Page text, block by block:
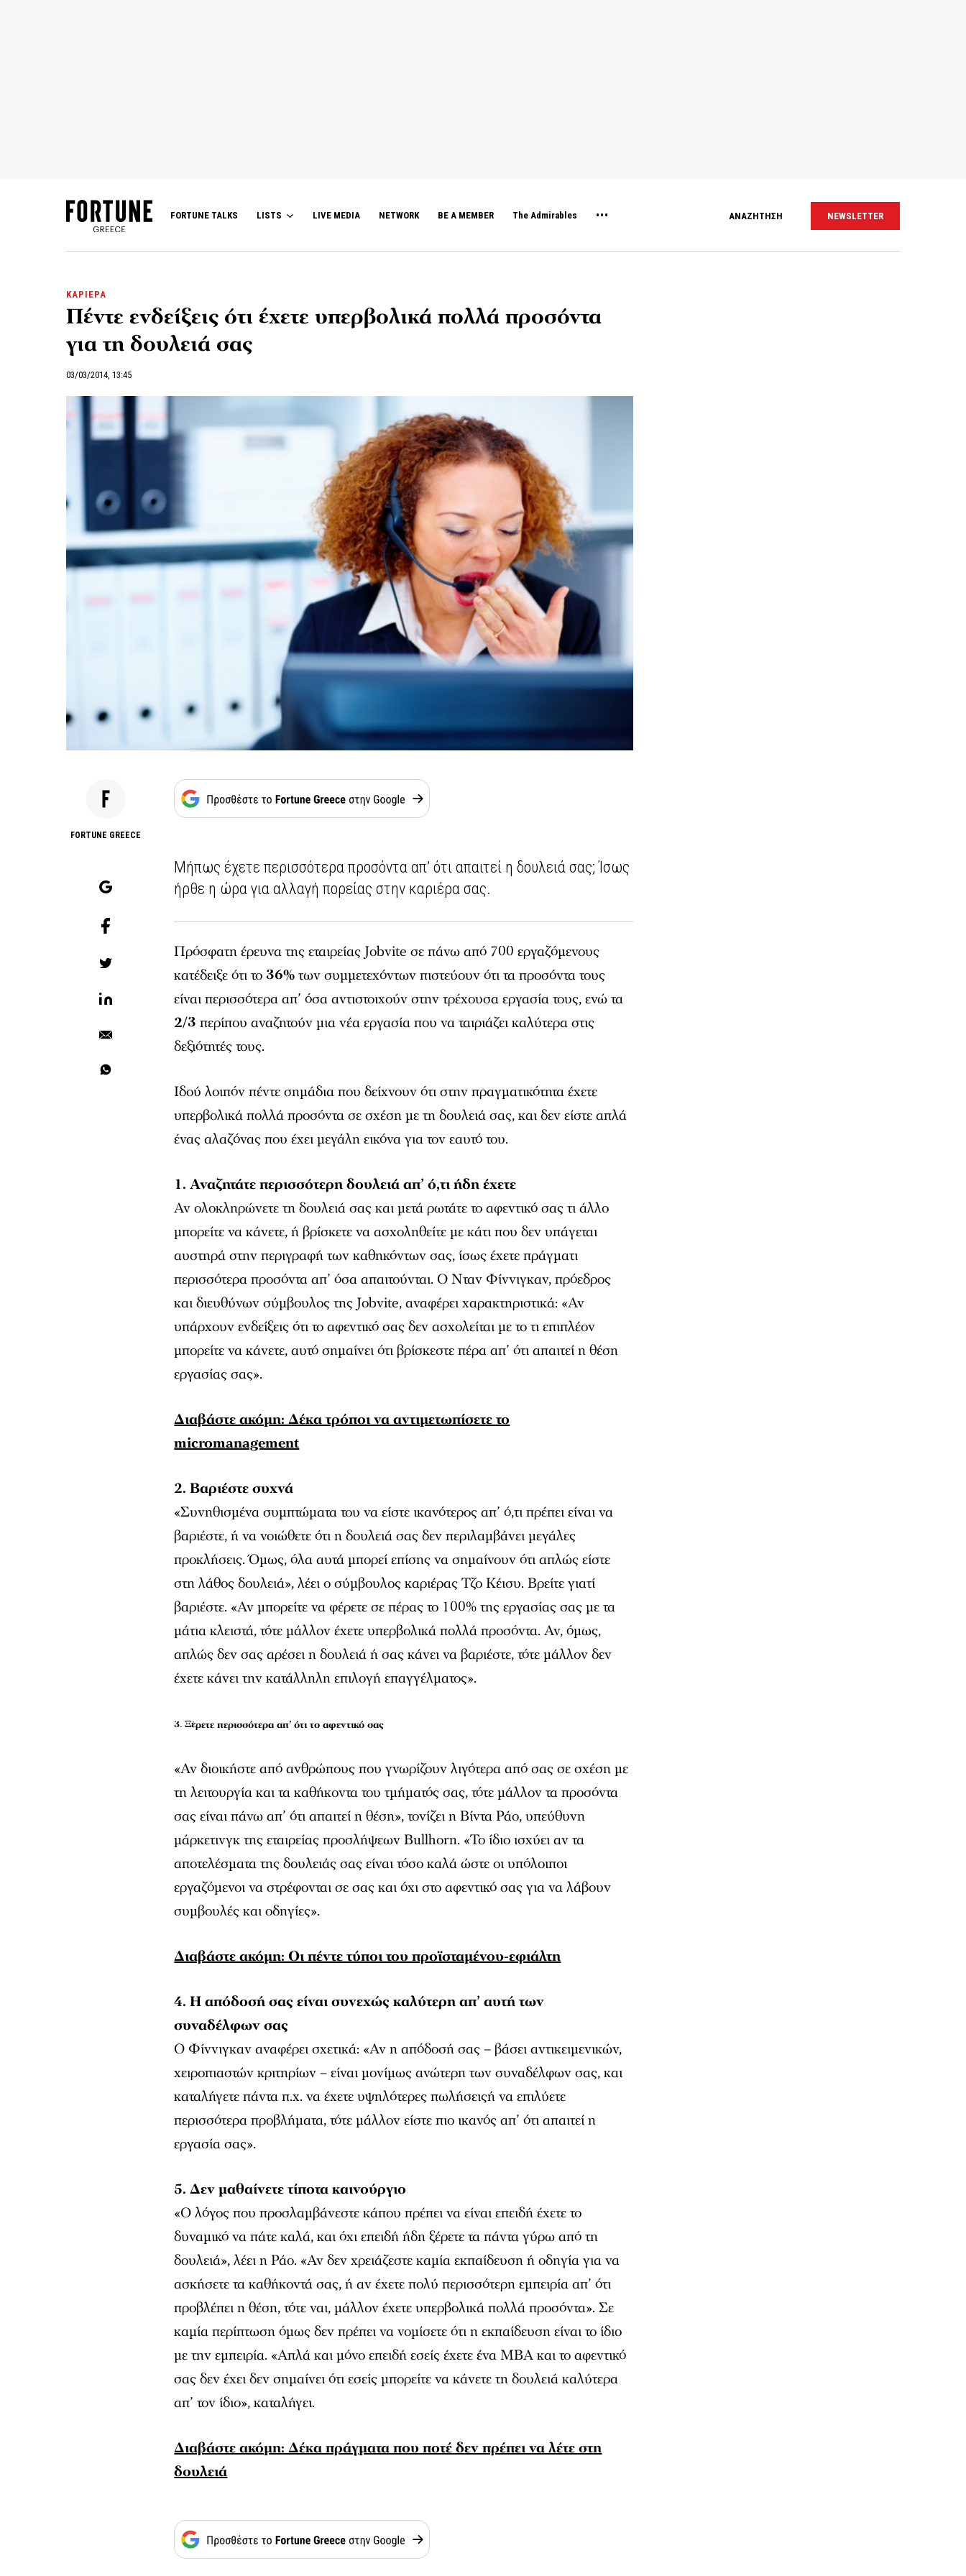
FORTUNE TALKS LISTS LIVE MEDIA NETWORK BE A MEMBER The Admirables ΑΝΑΖΗΤΗΣΗ NEWSLETTER
ΚΑΡΙΕΡΑ
Πέντε ενδείξεις ότι έχετε υπερβολικά πολλά προσόντα
για τη δουλειά σας
03/03/2014, 13:45
FORTUNE GREECE
Μήπως έχετε περισσότερα προσόντα απ’ ότι απαιτεί η δουλειά σας; Ίσως
ήρθε η ώρα για αλλαγή πορείας στην καριέρα σας.
Πρόσφατη έρευνα της εταιρείας Jobvite σε πάνω από 700 εργαζόμενους
κατέδειξε ότι το36%των συμμετεχόντων πιστεύουν ότι τα προσόντα τους
είναι περισσότερα απ’ όσα αντιστοιχούν στην τρέχουσα εργασία τους, ενώ τα
2/3 περίπου αναζητούν μια νέα εργασία που να ταιριάζει καλύτερα στις
δεξιότητές τους.
Ιδού λοιπόν πέντε σημάδια που δείχνουν ότι στην πραγματικότητα έχετε
υπερβολικά πολλά προσόντα σε σχέση με τη δουλειά σας, και δεν είστε απλά
ένας αλαζόνας που έχει μεγάλη εικόνα για τον εαυτό του.
1. Αναζητάτε περισσότερη δουλειά απ’ ό,τι ήδη έχετε
Αν ολοκληρώνετε τη δουλειά σας και μετά ρωτάτε το αφεντικό σας τι άλλο
μπορείτε να κάνετε, ή βρίσκετε να ασχοληθείτε με κάτι που δεν υπάγεται
αυστηρά στην περιγραφή των καθηκόντων σας, ίσως έχετε πράγματι
περισσότερα προσόντα απ’ όσα απαιτούνται. Ο Νταν Φίννιγκαν, πρόεδρος
και διευθύνων σύμβουλος της Jobvite, αναφέρει χαρακτηριστικά: «Αν
υπάρχουν ενδείξεις ότι το αφεντικό σας δεν ασχολείται με το τι επιπλέον
μπορείτε να κάνετε, αυτό σημαίνει ότι βρίσκεστε πέρα απ’ ότι απαιτεί η θέση
εργασίας σας».
Διαβάστε ακόμη: Δέκα τρόποι να αντιμετωπίσετε το
micromanagement
2. Βαριέστε συχνά
«Συνηθισμένα συμπτώματα του να είστε ικανότερος απ’ ό,τι πρέπει είναι να
βαριέστε, ή να νοιώθετε ότι η δουλειά σας δεν περιλαμβάνει μεγάλες
προκλήσεις. Όμως, όλα αυτά μπορεί επίσης να σημαίνουν ότι απλώς είστε
στη λάθος δουλειά», λέει ο σύμβουλος καριέρας Τζο Κέισυ. Βρείτε γιατί
βαριέστε. «Αν μπορείτε να φέρετε σε πέρας το 100% της εργασίας σας με τα
μάτια κλειστά, τότε μάλλον έχετε υπερβολικά πολλά προσόντα. Αν, όμως,
απλώς δεν σας αρέσει η δουλειά ή σας κάνει να βαριέστε, τότε μάλλον δεν
έχετε κάνει την κατάλληλη επιλογή επαγγέλματος».
3. Ξέρετε περισσότερα απ’ ότι το αφεντικό σας
«Αν διοικήστε από ανθρώπους που γνωρίζουν λιγότερα από σας σε σχέση με
τη λειτουργία και τα καθήκοντα του τμήματός σας, τότε μάλλον τα προσόντα
σας είναι πάνω απ’ ότι απαιτεί η θέση», τονίζει η Βίντα Ράο, υπεύθυνη
μάρκετινγκ της εταιρείας προσλήψεων Bullhorn. «Το ίδιο ισχύει αν τα
αποτελέσματα της δουλειάς σας είναι τόσο καλά ώστε οι υπόλοιποι
εργαζόμενοι να στρέφονται σε σας και όχι στο αφεντικό σας για να λάβουν
συμβουλές και οδηγίες».
Διαβάστε ακόμη: Οι πέντε τύποι του προϊσταμένου-εφιάλτη
4. Η απόδοσή σας είναι συνεχώς καλύτερη απ’ αυτή των
συναδέλφων σας
Ο Φίννιγκαν αναφέρει σχετικά: «Αν η απόδοσή σας – βάσει αντικειμενικών,
χειροπιαστών κριτηρίων – είναι μονίμως ανώτερη των συναδέλφων σας, και
καταλήγετε πάντα π.χ. να έχετε υψηλότερες πωλήσειςή να επιλύετε
περισσότερα προβλήματα, τότε μάλλον είστε πιο ικανός απ’ ότι απαιτεί η
εργασία σας».
5. Δεν μαθαίνετε τίποτα καινούργιο
«Ο λόγος που προσλαμβάνεστε κάπου πρέπει να είναι επειδή έχετε το
δυναμικό να πάτε καλά, και όχι επειδή ήδη ξέρετε τα πάντα γύρω από τη
δουλειά», λέει η Ράο. «Αν δεν χρειάζεστε καμία εκπαίδευση ή οδηγία για να
ασκήσετε τα καθήκοντά σας, ή αν έχετε πολύ περισσότερη εμπειρία απ’ ότι
προβλέπει η θέση, τότε ναι, μάλλον έχετε υπερβολικά πολλά προσόντα». Σε
καμία περίπτωση όμως δεν πρέπει να νομίσετε ότι η εκπαίδευση είναι το ίδιο
με την εμπειρία. «Απλά και μόνο επειδή εσείς έχετε ένα MBA και το αφεντικό
σας δεν έχει δεν σημαίνει ότι εσείς μπορείτε να κάνετε τη δουλειά καλύτερα
απ’ τον ίδιο», καταλήγει.
Διαβάστε ακόμη: Δέκα πράγματα που ποτέ δεν πρέπει να λέτε στη
δουλειά